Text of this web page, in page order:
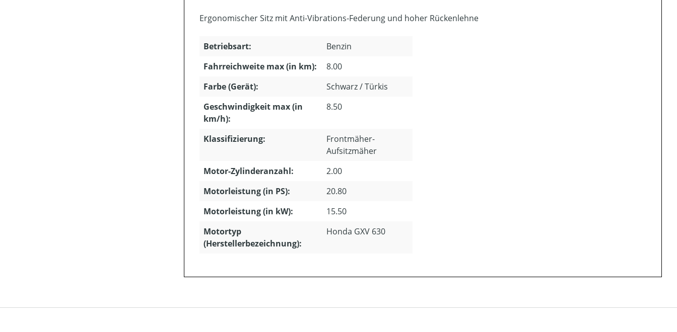
Ergonomischer Sitz mit Anti-Vibrations-Federung und hoher Rückenlehne
Betriebsart:
Benzin
Fahrreichweite max (in km):
8.00
Farbe (Gerät):
Schwarz / Türkis
Geschwindigkeit max (in
km/h):
8.50
Klassifizierung:
Frontmäher-
Aufsitzmäher
Motor-Zylinderanzahl:
2.00
Motorleistung (in PS):
20.80
Motorleistung (in kW):
15.50
Motortyp
(Herstellerbezeichnung):
Honda GXV 630